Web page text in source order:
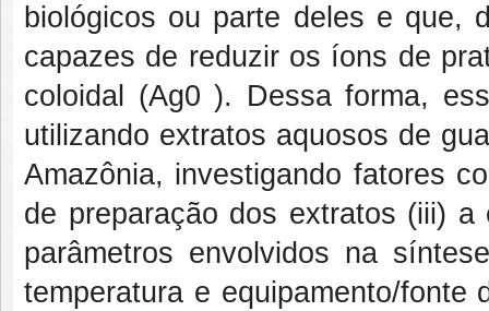
biológicos ou parte deles e que,
capazes de reduzir os íons de
coloidal (Ag0 ). Dessa forma,
utilizando extratos aquosos de
Amazônia, investigando fatores
de preparação dos extratos (iii)
parâmetros envolvidos na
temperatura e equipamento/fonte